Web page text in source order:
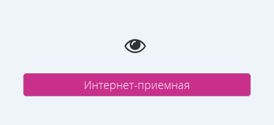
Интернет-приемная